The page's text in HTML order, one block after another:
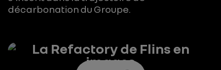
décarbonation du Groupe.
La Refactory de Flins en
images